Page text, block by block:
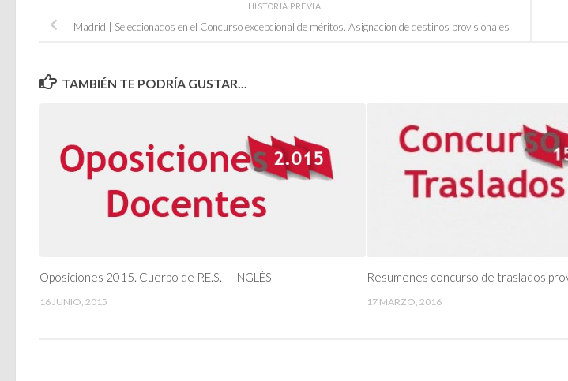
HISTORIA PREVIA
Madrid | Seleccionados en el Concurso excepcional de méritos. Asignación de destinos provisionales
TAMBIÉN TE PODRÍA GUSTAR...
Oposiciones 2015. Cuerpo de P.E.S. – INGLÉS
16 JUNIO, 2015
Resumenes concurso de traslados
17 MARZO, 2016